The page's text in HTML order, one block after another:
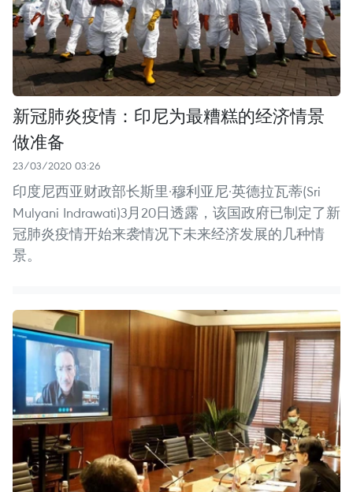
新冠肺炎疫情：印尼为最糟糕的经济情景
做准备
23/03/2020 03:26
印度尼西亚财政部长斯里·穆利亚尼·英德拉瓦蒂(Sri
Mulyani Indrawati)3月20日透露，该国政府已制定了新
冠肺炎疫情开始来袭情况下未来经济发展的几种情
景。